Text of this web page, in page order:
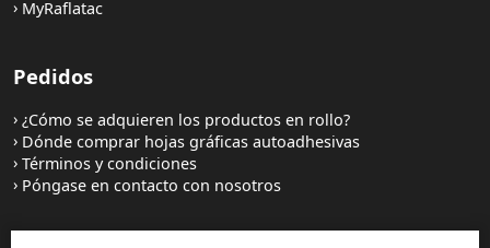
MyRaflatac
Pedidos
¿Cómo se adquieren los productos en rollo?
Dónde comprar hojas gráficas autoadhesivas
Términos y condiciones
Póngase en contacto con nosotros